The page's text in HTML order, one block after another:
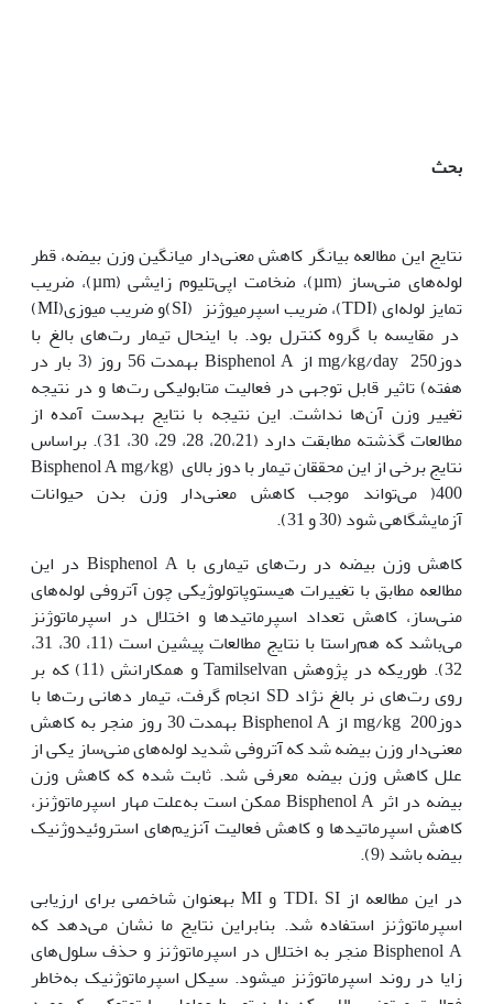
بحث
نتایج این مطالعه بیانگر کاهش معنی‌دار میانگین وزن بیضه، قطر
لوله‌های منی‌ساز (µm)، ضخامت اپی‌تلیوم زایشی (µm)، ضریب
تمایز لوله‌ای (TDI)، ضریب اسپرمیوژنز (SI)و ضریب میوزی(MI)
در مقایسه با گروه کنترل بود. با این‏حال تیمار رت‌های بالغ با
دوزmg/kg/day 250 از Bisphenol A به‏مدت 56 روز (3 بار در
هفته) تاثیر قابل توجهی در فعالیت متابولیکی رت‌ها و در نتیجه
تغییر وزن آن‌ها نداشت. این نتیجه با نتایج به‏دست آمده از
مطالعات گذشته مطابقت دارد (20،21، 28، 29، 30، 31). براساس
نتایج برخی از این محققان تیمار با دوز بالای Bisphenol A mg/kg)
400( می‌تواند موجب کاهش معنی‌دار وزن بدن حیوانات
آزمایشگاهی شود (30 و 31).
کاهش وزن بیضه در رت‌های تیماری با Bisphenol A در این
مطالعه مطابق با تغییرات هیستوپاتولوژیکی چون آتروفی لوله‌های
منی‌ساز، کاهش تعداد اسپرماتیدها و اختلال در اسپرماتوژنز
می‌باشد که هم‌راستا با نتایج مطالعات پیشین است (11، 30، 31،
32). طوری‏که در پژوهش Tamilselvan و همکارانش (11) که بر
روی رت‌های نر بالغ نژاد SD انجام گرفت، تیمار دهانی رت‌ها با
دوزmg/kg 200 از Bisphenol A به‏مدت 30 روز منجر به کاهش
معنی‌دار وزن بیضه شد که آتروفی شدید لوله‌های منی‌ساز یکی از
علل کاهش وزن بیضه معرفی شد. ثابت شده که کاهش وزن
بیضه در اثر Bisphenol A ممکن است به‌علت مهار اسپرماتوژنز،
کاهش اسپرماتیدها و کاهش فعالیت آنزیم‌های استروئیدوژنیک
بیضه باشد (9).
در این مطالعه از TDI، SI و MI به‏عنوان شاخصی برای ارزیابی
اسپرماتوژنز استفاده شد. بنابراین نتایج ما نشان می‌دهد که
Bisphenol A منجر به اختلال در اسپرماتوژنز و حذف سلول‌های
زایا در روند اسپرماتوژنز می‏شود. سیکل اسپرماتوژنیک به‌خاطر